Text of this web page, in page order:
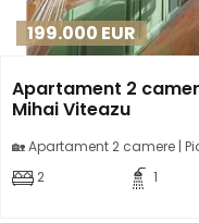
199.000 EUR
Apartament 2
Mihai Viteazu
🏡 Apartament 2 camere |
2
1